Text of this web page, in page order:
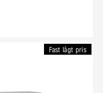
Fast lågt pris